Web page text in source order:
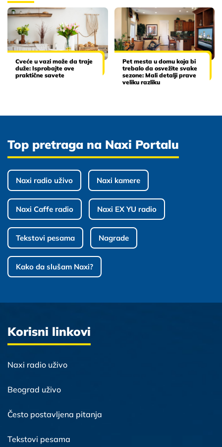
Cveće u vazi može da traje
duže: Isprobajte ove
praktične savete
Pet mesta u domu koja bi
trebalo da osvežite svake
sezone: Mali detalji prave
veliku razliku
Top pretraga na Naxi Portalu
Naxi radio uživo Naxi kamere
Naxi Caffe radio Naxi EX YU radio
Tekstovi pesama Nagrade
Kako da slušam Naxi?
Korisni linkovi
Naxi radio uživo
Beograd uživo
Često postavljena pitanja
Tekstovi pesama